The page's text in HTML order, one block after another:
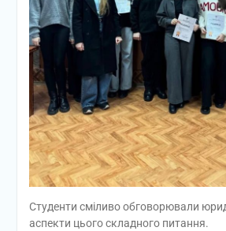
Студенти сміливо обговорювали
аспекти цього складного питання.